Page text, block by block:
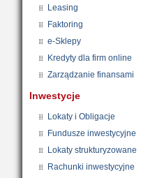
Leasing
Faktoring
e-Sklepy
Kredyty dla firm online
Zarządzanie finansami
Inwestycje
Lokaty i Obligacje
Fundusze inwestycyjne
Lokaty strukturyzowane
Rachunki inwestycyjne